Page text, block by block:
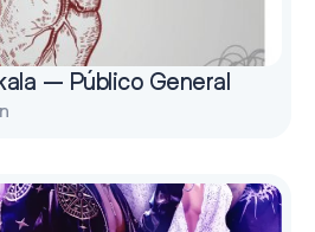
– Público General